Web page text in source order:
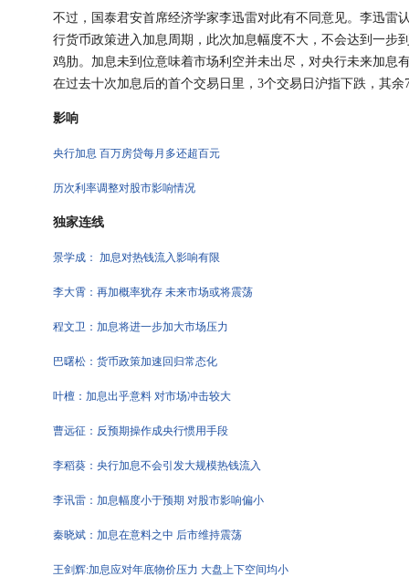
不过，国泰君安首席经济学家李迅雷对此有不同意见。李迅雷
行货币政策进入加息周期，此次加息幅度不大，不会达到一步
鸡肋。加息未到位意味着市场利空并未出尽，对央行未来加息
在过去十次加息后的首个交易日里，3个交易日沪指下跌，其
影响
央行加息 百万房贷每月多还超百元
历次利率调整对股市影响情况
独家连线
景学成： 加息对热钱流入影响有限
李大霄：再加概率犹存 未来市场或将震荡
程文卫：加息将进一步加大市场压力
巴曙松：货币政策加速回归常态化
叶檀：加息出乎意料 对市场冲击较大
曹远征：反预期操作成央行惯用手段
李稻葵：央行加息不会引发大规模热钱流入
李讯雷：加息幅度小于预期 对股市影响偏小
秦晓斌：加息在意料之中 后市维持震荡
王剑辉:加息应对年底物价压力 大盘上下空间均小